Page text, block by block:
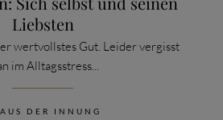
Liebsten
wertvollstes Gut. Leider vergisst
im Alltagsstress...
AUS DER INNUNG